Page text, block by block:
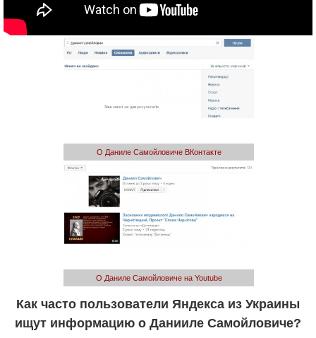
О Даниле Самойловиче ВКонтакте
О Даниле Самойловиче на Youtube
Как часто пользователи Яндекса из Украины
ищут информацию о Данииле Самойловиче?